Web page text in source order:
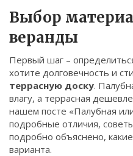
Связаться
© 2026. Все права защищены.
Выбор
веранды
Первый шаг –
хотите долговечность и
террасную доску.
влагу, а террасная
нашем посте «Палубная
подробные отличия,
подробно объяснено,
варианта.